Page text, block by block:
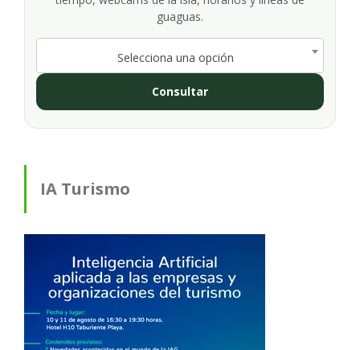
guaguas.
Selecciona una opción
Consultar
IA Turismo